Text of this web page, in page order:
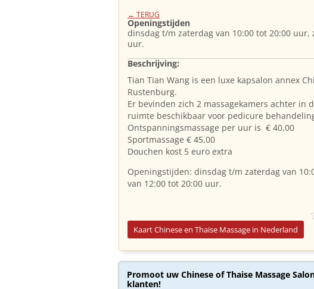
← TERUG
Openingstijden
dinsdag t/m zaterdag van 10:00 tot 20:00 uur,
uur.
Beschrijving:
Tian Tian Wang is een luxe kapsalon annex
Rustenburg.
Er bevinden zich 2 massagekamers achter in
ruimte beschikbaar voor pedicure
Ontspanningsmassage per uur is € 40,00
Sportmassage € 45,00
Douchen kost 5 euro extra
Openingstijden: dinsdag t/m zaterdag van
van 12:00 tot 20:00 uur.
Kaart Chinese en Thaise Massage in Nederland
Promoot uw Chinese of Thaise Massage
klanten!